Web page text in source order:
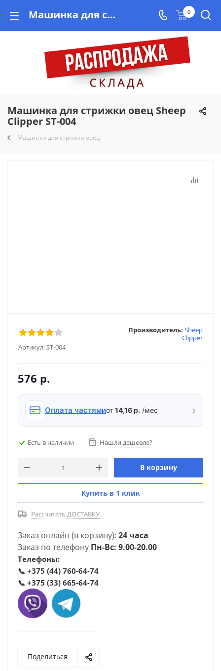
Машинка для стрижки овец Sheep Clipper ST-004 купить недорого на Vishop.by, рассрочка! 0
Машинка для стрижки овец Sheep
Clipper ST-004
Машинки для стрижки овец
Артикул:ST-004
Производитель: Sheep
Clipper
576 р.
Оплата частямиот 14,16 р. /мес ›
Есть в наличии Нашли дешевле?
В корзину
Купить в 1 клик
Рассчитать ДОСТАВКУ
Заказ онлайн (в корзину): 24 часа
Заказ по телефону Пн-Вс: 9.00-20.00
Телефоны:
📞 +375 (44) 760-64-74
📞 +375 (33) 665-64-74
Поделиться